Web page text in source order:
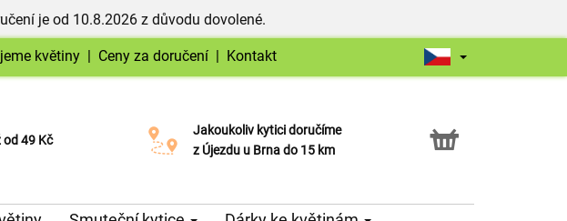
je od 10.8.2026 z důvodu dovolené.
květiny | Ceny za doručení | Kontakt
od 49 Kča dne doručení
Jakoukoliv kytici doručíme
z Újezdu u Brna do 15 km
Možnost vyzvednout v naší květince